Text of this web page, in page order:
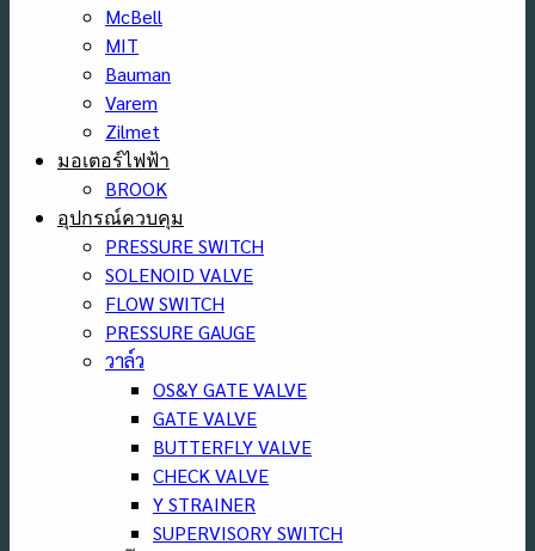
McBell
MIT
Bauman
Varem
Zilmet
มอเตอร์ไฟฟ้า
BROOK
อุปกรณ์ควบคุม
PRESSURE SWITCH
SOLENOID VALVE
FLOW SWITCH
PRESSURE GAUGE
วาล์ว
OS&Y GATE VALVE
GATE VALVE
BUTTERFLY VALVE
CHECK VALVE
Y STRAINER
SUPERVISORY SWITCH